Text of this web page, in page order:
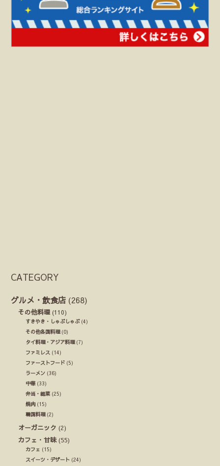
CATEGORY
グルメ・飲食店 (268)
その他料理 (110)
すきやき・しゃぶしゃぶ(4)
その他各国料理(0)
タイ料理・アジア料理(7)
ファミレス (14)
ファーストフード (5)
ラーメン (36)
中華(33)
弁当・総菜 (25)
焼肉 (15)
韓国料理(2)
オーガニック (2)
カフェ・甘味(55)
カフェ (15)
スイーツ・デザート (24)